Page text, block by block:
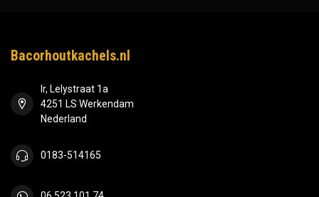
Bacorhoutkachels.nl
Ir, Lelystraat 1a
4251 LS Werkendam
Nederland
0183-514165